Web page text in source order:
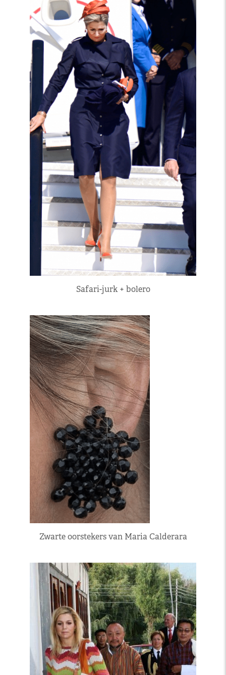
Safari-jurk + bolero
Zwarte oorstekers van Maria Calderara